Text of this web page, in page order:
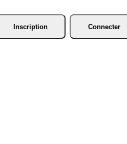
Inscription
Connecter